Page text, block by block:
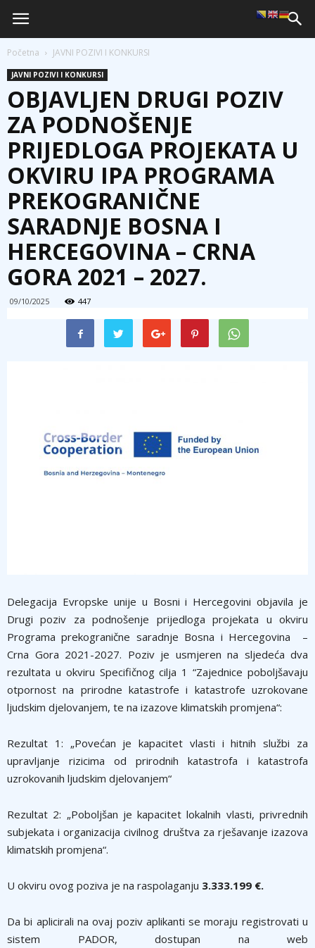
Početna JAVNI POZIVI I KONKURSI
JAVNI POZIVI I KONKURSI
OBJAVLJEN DRUGI POZIV
ZA PODNOŠENJE
PRIJEDLOGA PROJEKATA U
OKVIRU IPA PROGRAMA
PREKOGRANIČNE
SARADNJE BOSNA I
HERCEGOVINA – CRNA
GORA 2021 – 2027.
09/10/2025 447
Delegacija Evropske unije u Bosni i Hercegovini objavila je
Drugi poziv za podnošenje prijedloga projekata u okviru
Programa prekogranične saradnje Bosna i Hercegovina –
Crna Gora 2021-2027. Poziv je usmjeren na sljedeća dva
rezultata u okviru Specifičnog cilja 1 “Zajednice poboljšavaju
otpornost na prirodne katastrofe i katastrofe uzrokovane
ljudskim djelovanjem, te na izazove klimatskih promjena“:
Rezultat 1: „Povećan je kapacitet vlasti i hitnih službi za
upravljanje rizicima od prirodnih katastrofa i katastrofa
uzrokovanih ljudskim djelovanjem“
Rezultat 2: „Poboljšan je kapacitet lokalnih vlasti, privrednih
subjekata i organizacija civilnog društva za rješavanje izazova
klimatskih promjena“.
U okviru ovog poziva je na raspolaganju 3.333.199 €.
Da bi aplicirali na ovaj poziv aplikanti se moraju registrovati u
sistem PADOR, dostupan na web